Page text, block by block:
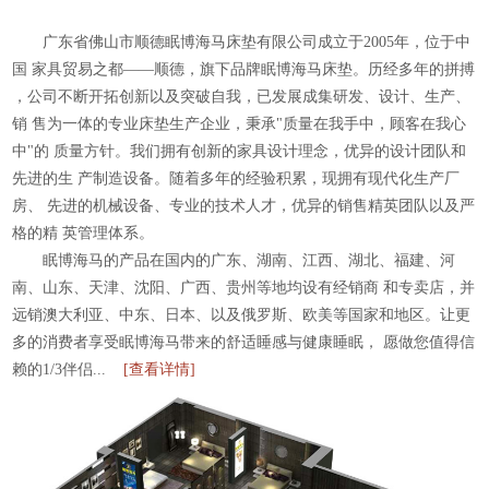
广东省佛山市顺德眠博海马床垫有限公司成立于2005年，位于中
国 家具贸易之都——顺德，旗下品牌眠博海马床垫。历经多年的拼搏
，公司不断开拓创新以及突破自我，已发展成集研发、设计、生产、
销 售为一体的专业床垫生产企业，秉承"质量在我手中，顾客在我心
中"的 质量方针。我们拥有创新的家具设计理念，优异的设计团队和
先进的生 产制造设备。随着多年的经验积累，现拥有现代化生产厂
房、
先进的机械设备、专业的技术人才，优异的销售精英团队以及严
格的精 英管理体系。
眠博海马的产品在国内的广东、湖南、江西、湖北、福建、河
南、山东、天津、沈阳、广西、贵州等地均设有经销商 和专卖店，并
远销澳大利亚、中东、日本、以及俄罗斯、欧美等国家和地区。让更
多的消费者享受眠博海马带来的舒适睡感与健康睡眠，
愿做您值得信
赖的1/3伴侣... [查看详情]